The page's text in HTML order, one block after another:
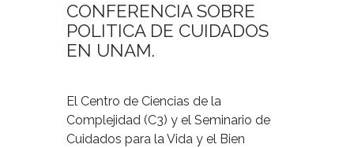
CONFERENCIA SOBRE
POLITICA DE CUIDADOS
EN UNAM.
El Centro de Ciencias de la
Complejidad (C3) y el Seminario de
Cuidados para la Vida y el Bien